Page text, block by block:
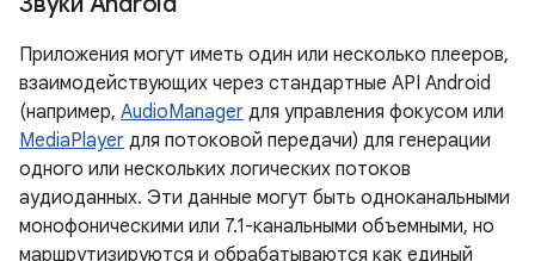
Приложения могут иметь один или несколько плееров,
взаимодействующих через стандартные API Android
(например, AudioManager для управления фокусом или
MediaPlayer для потоковой передачи) для генерации
одного или нескольких логических потоков
аудиоданных. Эти данные могут быть одноканальными
монофоническими или 7.1-канальными объемными, но
маршрутизируются и обрабатываются как единый